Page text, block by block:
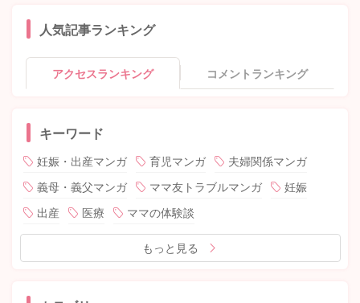
人気記事ランキング
アクセスランキング コメントランキング
キーワード
妊娠・出産マンガ 育児マンガ
夫婦関係マンガ
義母・義父マンガ
ママ友トラブルマンガ
妊娠
出産
医療 ママの体験談
もっと見る